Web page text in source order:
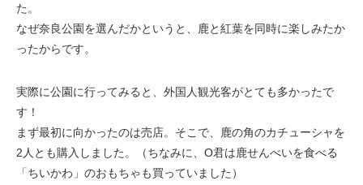
た。
なぜ奈良公園を選んだかというと、鹿と紅葉を同時に楽しみたか
ったからです。
実際に公園に行ってみると、外国人観光客がとても多かったで
す！
まず最初に向かったのは売店。そこで、鹿の角のカチューシャを
2人とも購入しました。（ちなみに、O君は鹿せんべいを食べる
「ちいかわ」のおもちゃも買っていました）